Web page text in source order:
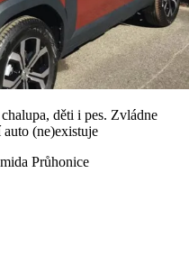
děti i pes. Zvládne
(ne)existuje
Průhonice